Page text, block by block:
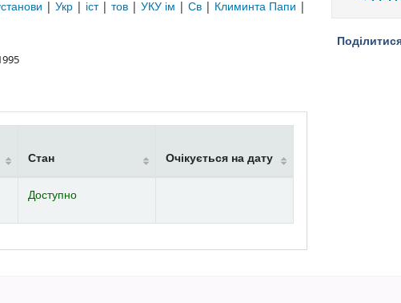
| Укр | іст | тов | УКУ ім | Св | Климинта Папи |
Стан Очікується на дату
Доступно